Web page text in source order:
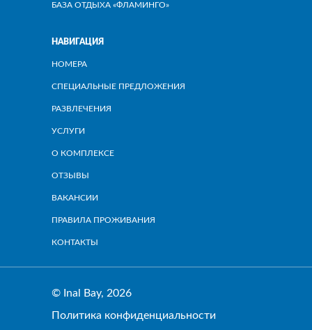
БАЗА ОТДЫХА «ФЛАМИНГО»
НОМЕРА
СПЕЦИАЛЬНЫЕ ПРЕДЛОЖЕНИЯ
РАЗВЛЕЧЕНИЯ
УСЛУГИ
О КОМПЛЕКСЕ
ОТЗЫВЫ
ВАКАНСИИ
ПРАВИЛА ПРОЖИВАНИЯ
© Inal Bay, 2026
Политика конфиденциальности
НАВИГАЦИЯ
КОНТАКТЫ